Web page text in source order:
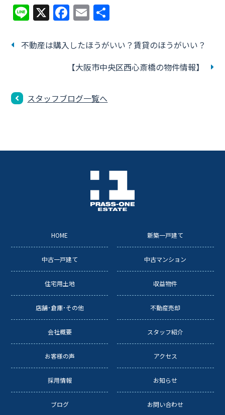
Li
n
e
X F
a
c
e
b
o
o
E
m
ai
l
不動産は購入したほうがいい？賃貸のほうがいい？
【大阪市中央区西心斎橋の物件情報】
スタッフブログ一覧へ
HOME 新築一戸建て
中古一戸建て 中古マンション
住宅用土地 収益物件
店舗･倉庫･その他 不動産売却
会社概要 スタッフ紹介
お客様の声 アクセス
採用情報 お知らせ
ブログ お問い合わせ